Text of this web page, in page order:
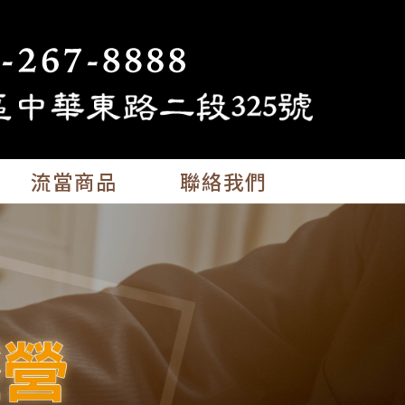
流當商品 聯絡我們